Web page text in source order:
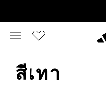
สีเทา